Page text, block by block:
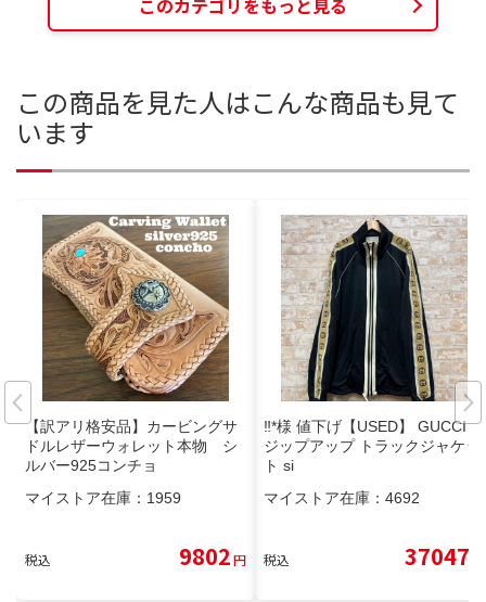
このカテゴリをもっと見る
この商品を見た人はこんな商品も見て
います
【訳アリ格安品】カービングサ
ドルレザーウォレット本物 シ
ルバー925コンチョ
マイストア在庫： 1959
税込 9802円
‼*️様 値下げ【USED】 GUCCI
ジップアップ トラックジャケッ
ト si
マイストア在庫： 4692
税込 37047